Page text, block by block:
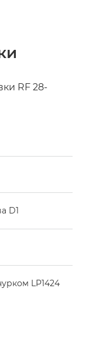
RF 28-
D1
LP1424